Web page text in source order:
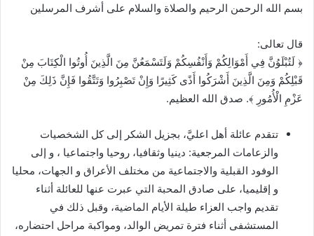
بسم الله الرحمن الرحيم والصلاة والسلام على أشرف المرسلين
قال تعالى:
﴿ لَتُبْلَوُنَّ فِي أَمْوَالِكُمْ وَأَنْفُسِكُمْ وَلَتَسْمَعُنَّ مِنَ الَّذِينَ أُوتُوا الْكِتَابَ مِنْ
قَبْلِكُمْ وَمِنَ الَّذِينَ أَشْرَكُوا أَذًى كَثِيرًا وَإِنْ تَصْبِرُوا وَتَتَّقُوا فَإِنَّ ذَلِكَ مِنْ
عَزْمِ الْأُمُورِ ﴾. صدق الله العظيم.
تتقدم عائلة أهل اعليَّ، بجزيل الشكر إلى كل الشخصيات
والزعامات المرجعية: دينيا وثقافيا، روحيا واجتماعيا ، و إلى
الوفود القبلية والاجتماعية من مختلف الأعراق و الجهات، محليا
و إقليميا، على صادق المحبة التي عبرت عنها للعائلة أثناء
تقديم واجب العزاء طيلة الأيام الماضية، وقبل ذلك في
المستشفى أثناء فترة تمريض الوالد، ومواكبة مراحل احتضاره،